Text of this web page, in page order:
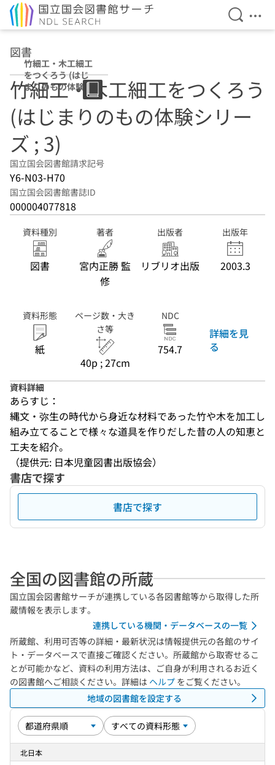
検索を
メ
図書
竹細工・木工細工
をつくろう (はじ
まりのもの体験シ
リーズ ; 3)
竹細工・木工細工をつくろう
(はじまりのもの体験シリー
ズ ; 3)
国立国会図書館請求記号
Y6-N03-H70
国立国会図書館書誌ID
000004077818
資料種別
図書
著者
宮内正勝 監
修
出版者
リブリオ出版
出版年
2003.3
資料形態
紙
ページ数・大き
さ等
40p ; 27cm
NDC
754.7
詳細を見
る
資料詳細
あらすじ：
縄文・弥生の時代から身近な材料であった竹や木を加工し
組み立てることで様々な道具を作りだした昔の人の知恵と
工夫を紹介。
（提供元: 日本児童図書出版協会）
書店で探す
書店で探す
全国の図書館の所蔵
国立国会図書館サーチが連携している各図書館等から取得した所
蔵情報を表示します。
連携している機関・データベースの一覧
所蔵館、利用可否等の詳細・最新状況は情報提供元の各館のサイ
ト・データベースで直接ご確認ください。所蔵館から取寄せるこ
とが可能かなど、資料の利用方法は、ご自身が利用されるお近く
の図書館へご相談ください。詳細は ヘルプ をご覧ください。
地域の図書館を設定する
北日本